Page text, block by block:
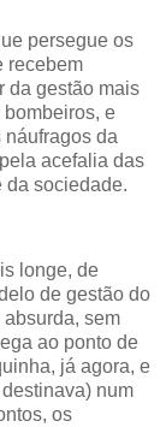
persegue os
recebem
da gestão mais
e
da
acefalia das
da sociedade.
longe, de
de gestão do
sem
ao ponto de
já agora, e
num
os